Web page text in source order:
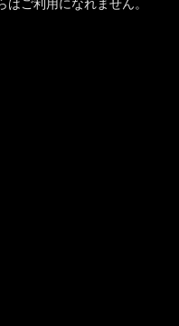
ご利用になれません。